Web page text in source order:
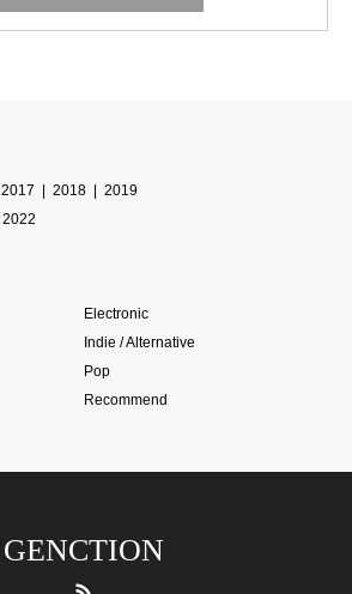
2017 2018
2019
2022
Electronic
Indie / Alternative
Pop
Recommend
GENCTION